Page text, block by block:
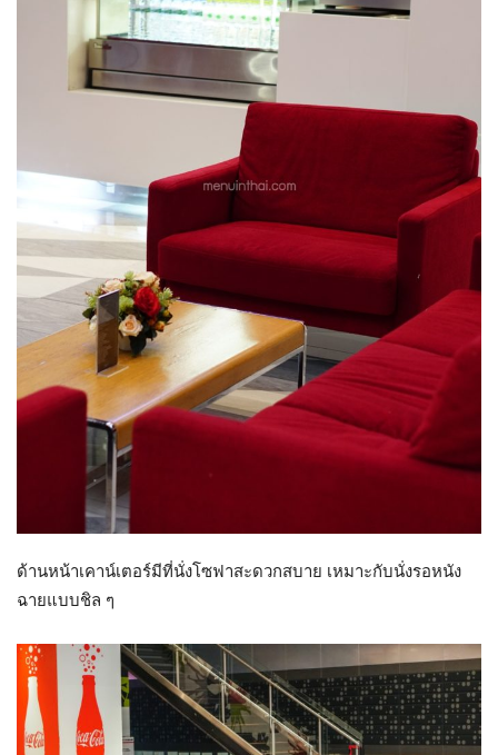
ด้านหน้าเคาน์เตอร์มีที่นั่งโซฟาสะดวกสบาย เหมาะกับนั่งรอหนัง
ฉายแบบชิล ๆ